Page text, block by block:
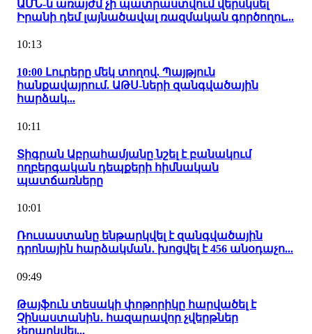
ԱՄՆ-ն առայժմ չի պատրաստվում վերսկսել
Իրանի դեմ լայնածավալ ռազմական գործողու...
10:13
10:00 Լուրերը մեկ տողով. Պայթյուն
հանքավայրում. ԱԹՍ-ների զանգվածային
հարձակ...
10:11
Տիգրան Աբրահամյանը նշել է բանակում
ողբերգական դեպքերի հիմնական
պատճառները
10:01
Ռուսաստանը ենթարկվել է զանգվածային
դրոնային հարձակման․ խոցվել է 456 անօդաչո...
09:49
Թայֆուն տեսակի փոթորիկը հարվածել է
Չինաստանին․ հազարավոր չվերթներ
չեղարկվել...